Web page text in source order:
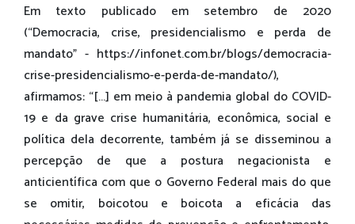
Em texto publicado em setembro de 2020
(“Democracia, crise, presidencialismo e perda de
mandato” - https://infonet.com.br/blogs/democracia-
crise-presidencialismo-e-perda-de-mandato/),
afirmamos: “[...] em meio à pandemia global do COVID-
19 e da grave crise humanitária, econômica, social e
política dela decorrente, também já se disseminou a
percepção de que a postura negacionista e
anticientífica com que o Governo Federal mais do que
se omitir, boicotou e boicota a eficácia das